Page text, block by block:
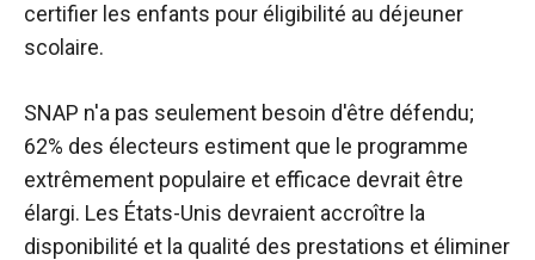
certifier les enfants pour éligibilité au déjeuner
scolaire.
SNAP n'a pas seulement besoin d'être défendu;
62% des électeurs estiment que le programme
extrêmement populaire et efficace devrait être
élargi. Les États-Unis devraient accroître la
disponibilité et la qualité des prestations et éliminer